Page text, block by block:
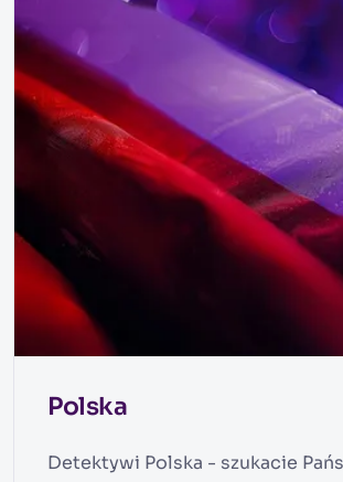
Polska
Detektywi Polska - szukacie